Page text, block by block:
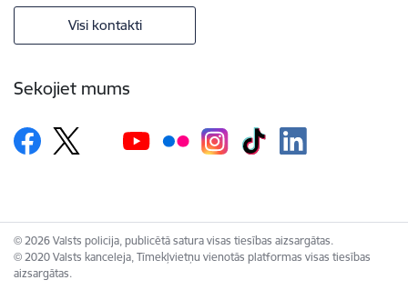
Visi kontakti
Sekojiet mums
© 2026 Valsts policija, publicētā satura visas tiesības aizsargātas.
© 2020 Valsts kanceleja, Tīmekļvietņu vienotās platformas visas tiesības
aizsargātas.